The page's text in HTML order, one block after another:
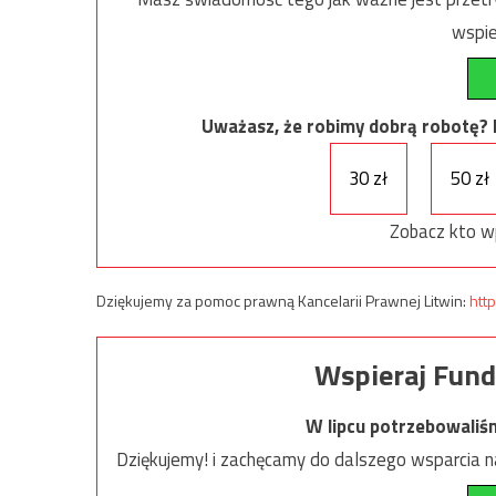
Uważasz, że robimy dobrą
30 zł
50 zł
Zobacz kto
Dziękujemy za pomoc prawną Kancelarii Prawnej Litwin:
Wspieraj
W lipcu
Dziękujemy! i zachęcamy do dalszego wsparcia